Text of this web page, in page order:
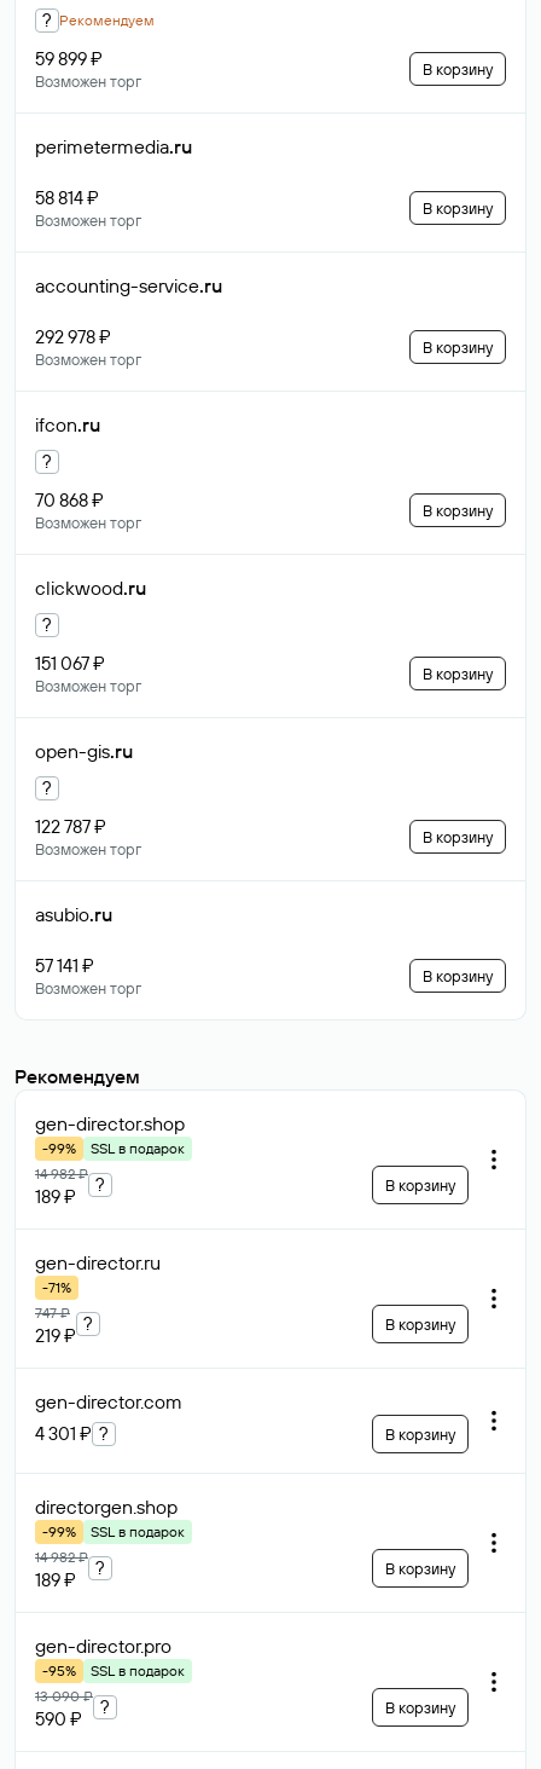
? Рекомендуем
59 899 ₽
Возможен торг
В корзину
perimetermedia.ru
58 814 ₽
Возможен торг
В корзину
accounting-service.ru
292 978 ₽
Возможен торг
В корзину
ifcon.ru
?
70 868 ₽
Возможен торг
В корзину
clickwood.ru
?
151 067 ₽
Возможен торг
В корзину
open-gis.ru
?
122 787 ₽
Возможен торг
В корзину
asubio.ru
57 141 ₽
Возможен торг
В корзину
Рекомендуем
gen-director.shop
-99%
SSL в подарок
14 982 ₽
189 ₽
? В корзину
gen-director.ru
-71%
747 ₽
219 ₽
? В корзину
gen-director.com
4 301 ₽ ? В корзину
directorgen.shop
-99%
SSL в подарок
14 982 ₽
189 ₽
? В корзину
gen-director.pro
-95%
SSL в подарок
13 090 ₽
590 ₽
? В корзину